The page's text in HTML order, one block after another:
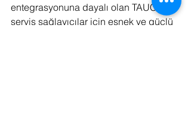
entegrasyonuna dayalı olan TAUC,
servis sağlayıcılar için esnek ve güçlü